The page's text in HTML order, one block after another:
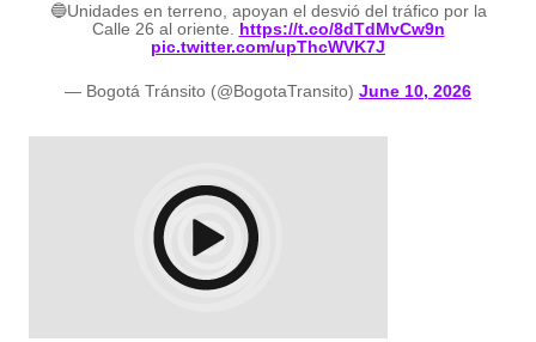
🔵Unidades en terreno, apoyan el desvió del tráfico por la
Calle 26 al oriente. https://t.co/8dTdMvCw9n
pic.twitter.com/upThcWVK7J
— Bogotá Tránsito (@BogotaTransito) June 10, 2026